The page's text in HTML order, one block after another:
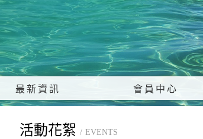
最新資訊 會員中心
活動花絮 EVENTS